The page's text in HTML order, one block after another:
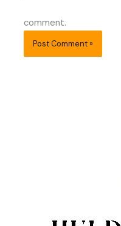
comment.